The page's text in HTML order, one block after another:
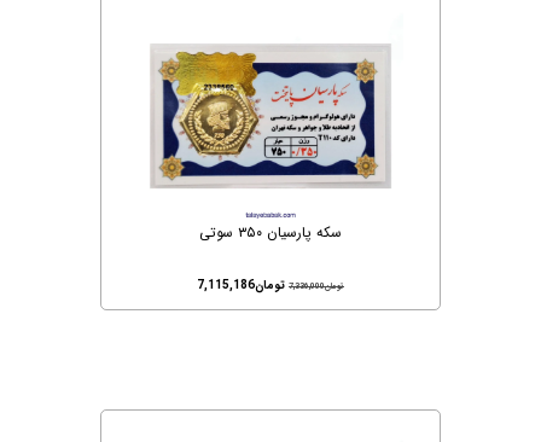
سکه پارسیان ۳۵۰ سوتی
تومان7,336,000 تومان7,115,186